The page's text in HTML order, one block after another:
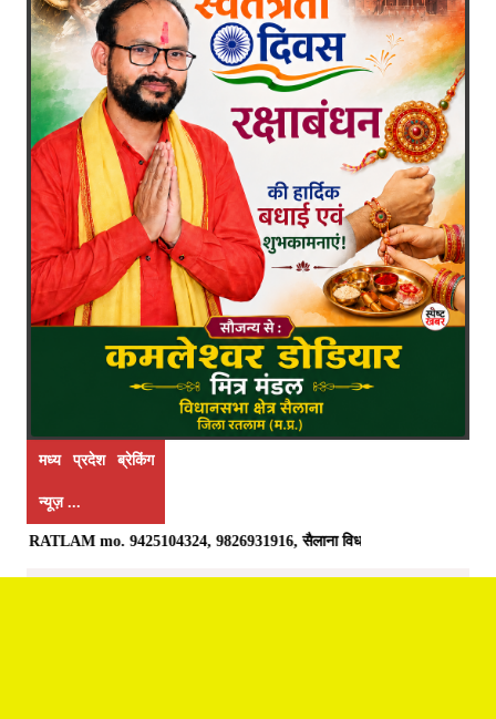
मध्य प्रदेश ब्रेकिंग
न्यूज़ ...
mo. 9425104324, 9826931916, सैलाना विधानसभा क्षेत्र में विज्ञापन हेतु